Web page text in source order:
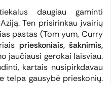
daugiau gaminti
Ten prisirinkau įvairių
pastas (Tom yum,Curry
prieskoniais, šaknimis,
jaučiausi gerokai laisviau.
kartais nusipirkdavau
telpa gausybė prieskonių.